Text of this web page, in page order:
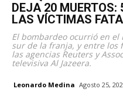
DEJA 20 MUERTOS:
LAS VÍCTIMAS
El bombardeo ocurrió en el
sur de la franja, y entre los
las agencias Reuters y
televisiva Al Jazeera.
Leonardo Medina Agosto 25,